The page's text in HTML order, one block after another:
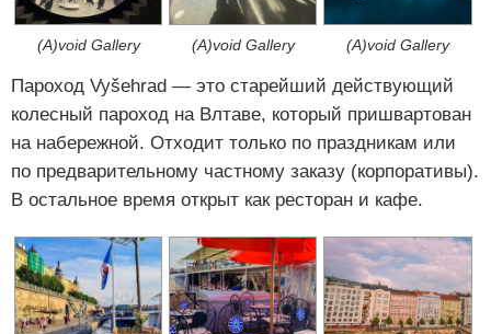
(A)void Gallery (A)void Gallery (A)void Gallery
Пароход Vyšehrad — это старейший действующий
колесный пароход на Влтаве, который пришвартован
на набережной. Отходит только по праздникам или
по предварительному частному заказу (корпоративы).
В остальное время открыт как ресторан и кафе.